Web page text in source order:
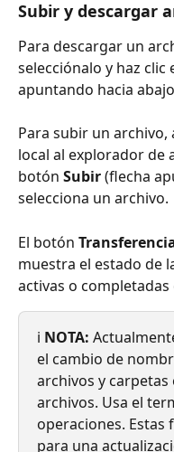
Subir y descargar
Para descargar un
selecciónalo y haz clic
apuntando hacia
Para subir un
local al explorador de
botón Subir (flecha
selecciona un archivo.
El botón
muestra el estado de
activas o completadas
ℹ️ NOTA:
el cambio de
archivos y
archivos. Usa el
operaciones. Estas
para una